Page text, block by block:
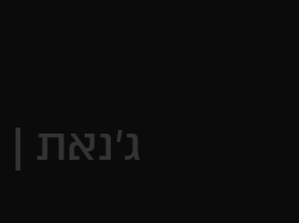
ג'נאת |